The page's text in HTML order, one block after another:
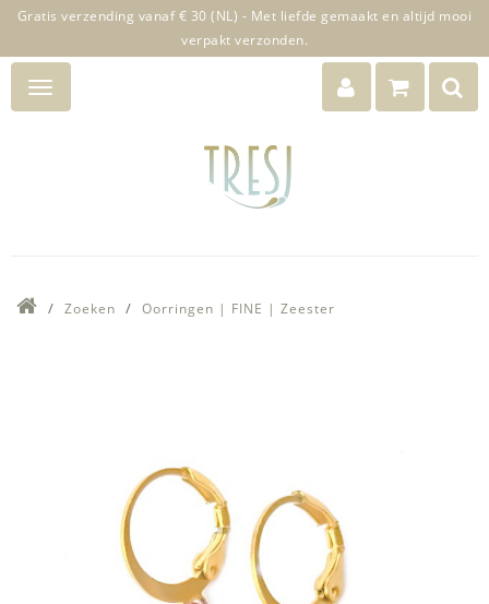
Gratis verzending vanaf € 30 (NL) - Met liefde gemaakt en altijd mooi
verpakt verzonden.
Zoeken Oorringen | FINE | Zeester